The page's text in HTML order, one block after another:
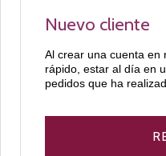
Nuevo cliente
Al crear una cuenta en
rápido, estar al día en
pedidos que ha